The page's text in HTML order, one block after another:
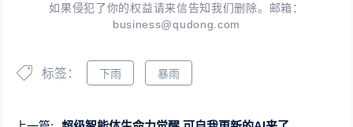
如果侵犯了你的权益请来信告知我们删除。邮箱：
business@qudong.com
标签： 下雨 暴雨